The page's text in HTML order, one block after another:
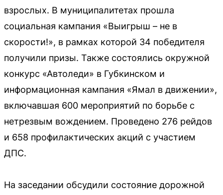
взрослых. В муниципалитетах прошла
социальная кампания «Выигрыш – не в
скорости!», в рамках которой 34 победителя
получили призы. Также состоялись окружной
конкурс «Автоледи» в Губкинском и
информационная кампания «Ямал в движении»,
включавшая 600 мероприятий по борьбе с
нетрезвым вождением. Проведено 276 рейдов
и 658 профилактических акций с участием
ДПС.
На заседании обсудили состояние дорожной